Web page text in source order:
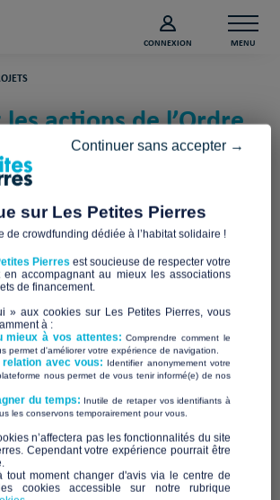
CONNEXION MENU
actions de l’Ordre
France (Paris)
France
le cadre de vie et le confort
POUR
sur Les Petites Pierres
de crowdfunding dédiée à l’habitat solidaire !
Pierres est soucieuse de respecter votre
accompagnant au mieux les associations
de financement.
» aux cookies sur Les Petites Pierres, vous
à :
mieux à vos attentes:Comprendre comment le
permet d'améliorer votre expérience de navigation.
avec vous: Identifier anonymement votre
nous permet de vous tenir informé(e) de nos
du temps: Inutile de retaper vos identifiants à
les conservons temporairement pour vous.
n’affectera pas les fonctionnalités du site
Cependant votre expérience pourrait être
tout moment changer d'avis via le centre de
cookies accessible sur notre rubrique
Continuer sans accepter →